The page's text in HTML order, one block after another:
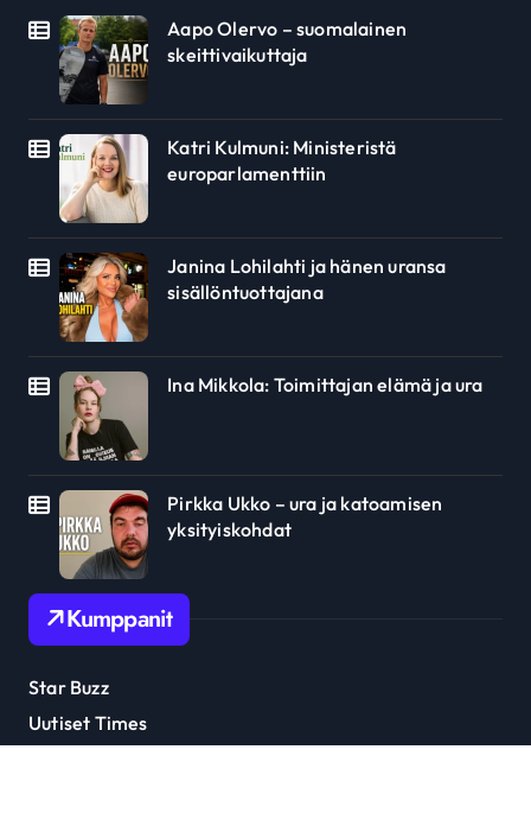
Aapo Olervo – suomalainen
skeittivaikuttaja
Katri Kulmuni: Ministeristä
europarlamenttiin
Janina Lohilahti ja hänen uransa
sisällöntuottajana
Ina Mikkola: Toimittajan elämä ja ura
Pirkka Ukko – ura ja katoamisen
yksityiskohdat
Kumppanit
Star Buzz
Uutiset Times